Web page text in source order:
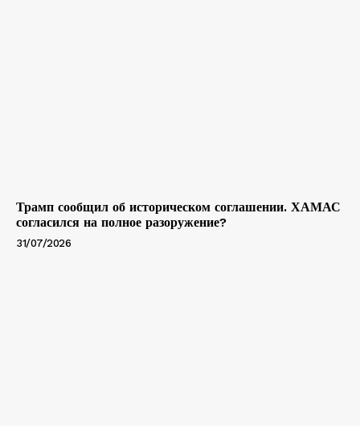
Трамп сообщил об историческом соглашении. ХАМАС
согласился на полное разоружение?
31/07/2026